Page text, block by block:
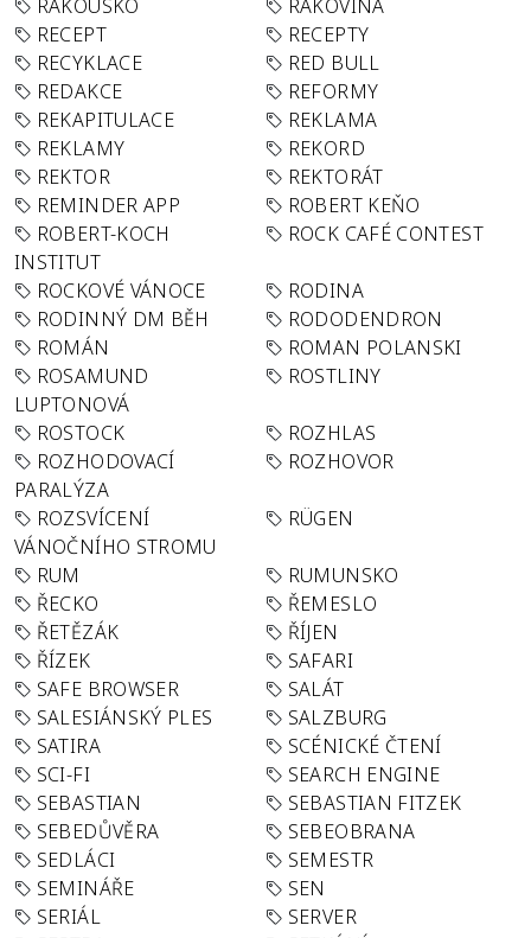
RAKOUSKO
RAKOVINA
RECEPT
RECEPTY
RECYKLACE
RED BULL
REDAKCE
REFORMY
REKAPITULACE
REKLAMA
REKLAMY
REKORD
REKTOR
REKTORÁT
REMINDER APP
ROBERT KEŇO
ROBERT-KOCH
INSTITUT
ROCK CAFÉ CONTEST
ROCKOVÉ VÁNOCE
RODINA
RODINNÝ DM BĚH
RODODENDRON
ROMÁN
ROMAN POLANSKI
ROSAMUND
LUPTONOVÁ
ROSTLINY
ROSTOCK
ROZHLAS
ROZHODOVACÍ
PARALÝZA
ROZHOVOR
ROZSVÍCENÍ
VÁNOČNÍHO STROMU
RÜGEN
RUM
RUMUNSKO
ŘECKO
ŘEMESLO
ŘETĚZÁK
ŘÍJEN
ŘÍZEK
SAFARI
SAFE BROWSER
SALÁT
SALESIÁNSKÝ PLES
SALZBURG
SATIRA
SCÉNICKÉ ČTENÍ
SCI-FI
SEARCH ENGINE
SEBASTIAN
SEBASTIAN FITZEK
SEBEDŮVĚRA
SEBEOBRANA
SEDLÁCI
SEMESTR
SEMINÁŘE
SEN
SERIÁL
SERVER